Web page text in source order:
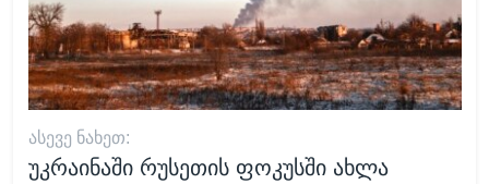
ᲐᲡᲔᲕᲔ ᲜᲐᲮᲔᲗ:
უკრაინაში რუსეთის ფოკუსში ახლა